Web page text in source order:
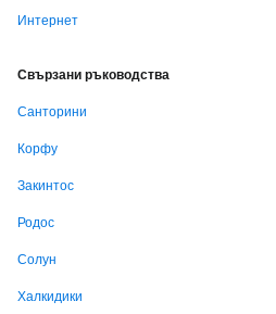
Интернет
Свързани ръководства
Санторини
Корфу
Закинтос
Родос
Солун
Халкидики